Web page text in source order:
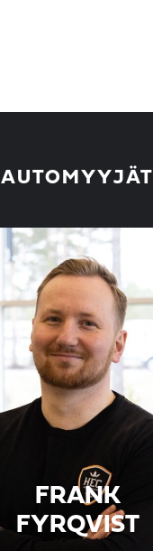
AUTOMYYJÄT
FRANK
FYRQVIST